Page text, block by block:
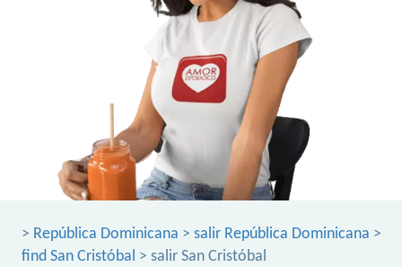
> República Dominicana > salir República Dominicana >
find San Cristóbal > salir San Cristóbal